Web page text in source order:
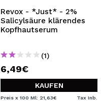
Revox - *Just* - 2%
Salicylsäure klärendes
Kopfhautserum
(1)
6,49€
KAUFEN
Preis x 100 Ml: 21,63€ Tax Inb.